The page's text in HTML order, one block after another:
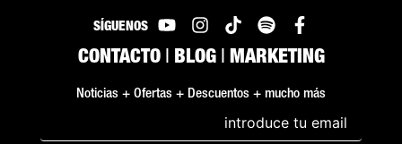
SÍGUENOS
CONTACTO| BLOG| MARKETING
Noticias + Ofertas + Descuentos + mucho más